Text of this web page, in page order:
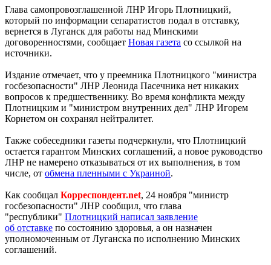
Глава самопровозглашенной ЛНР Игорь Плотницкий,
который по информации сепаратистов подал в отставку,
вернется в Луганск для работы над Минскими
договоренностями, сообщает Новая газета со ссылкой на
источники.
Издание отмечает, что у преемника Плотницкого "министра
госбезопасности" ЛНР Леонида Пасечника нет никаких
вопросов к предшественнику. Во время конфликта между
Плотницким и "министром внутренних дел" ЛНР Игорем
Корнетом он сохранял нейтралитет.
Также собеседники газеты подчеркнули, что Плотницкий
остается гарантом Минских соглашений, а новое руководство
ЛНР не намерено отказываться от их выполнения, в том
числе, от обмена пленными с Украиной.
Как сообщал Корреспондент.net, 24 ноября "министр
госбезопасности" ЛНР сообщил, что глава
"республики" Плотницкий написал заявление
об отставке по состоянию здоровья, а он назначен
уполномоченным от Луганска по исполнению Минских
соглашений.